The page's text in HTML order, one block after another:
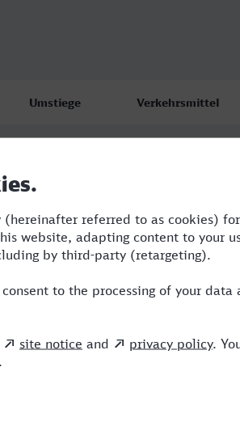
Umstiege Verkehrsmittel
2 ICE,NX
2 RE,ICE